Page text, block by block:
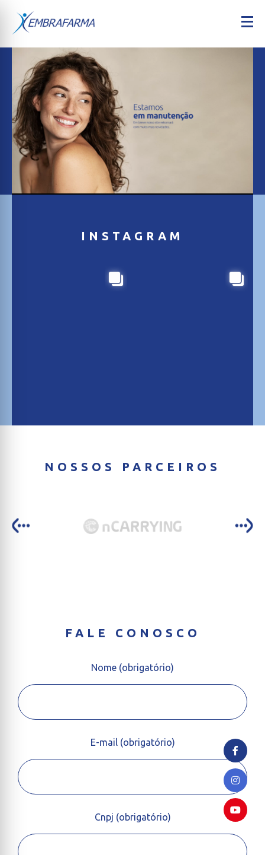
INSTAGRAM
NOSSOS PARCEIROS
FALE CONOSCO
Nome (obrigatório)
E-mail (obrigatório)
Cnpj (obrigatório)